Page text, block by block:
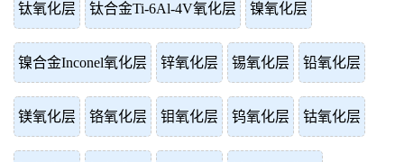
钛氧化层 钛合金Ti-6Al-4V氧化层 镍氧化层
镍合金Inconel氧化层 锌氧化层 锡氧化层 铅氧化层
镁氧化层 铬氧化层 钼氧化层 钨氧化层 钴氧化层